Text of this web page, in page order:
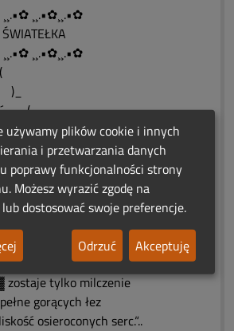
¸¸.•✿¸¸.•✿
¸¸.•✿¸¸.•✿
boli,
zbyt małe
wypowiedzieć
tylko milczenie
gorących łez
osieroconych serc.“..
używamy plików cookie i innych
i przetwarzania danych
poprawy funkcjonalności strony
Możesz wyrazić zgodę na
dostosować swoje preferencje.
Odrzuć Akceptuję